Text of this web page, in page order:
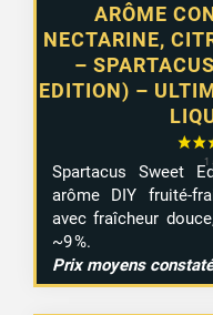
ARÔME
NECTARINE,
–
EDITION) –
Spartacus Sweet
arôme DIY fruité-
avec fraîcheur
~9 %.
Prix moyens